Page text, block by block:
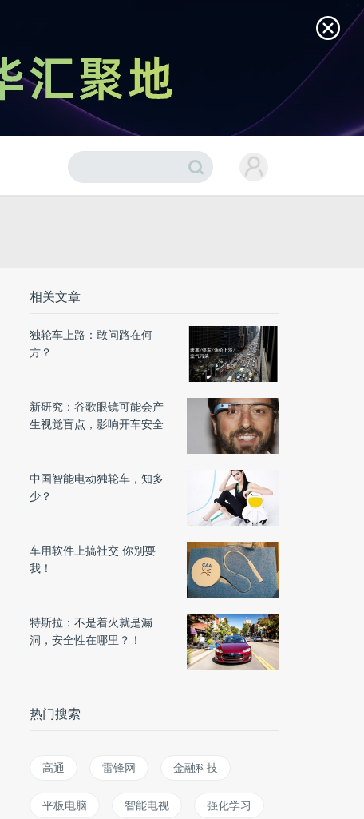
相关文章
独轮车上路：敢问路在何
方？
新研究：谷歌眼镜可能会产
生视觉盲点，影响开车安全
中国智能电动独轮车，知多
少？
车用软件上搞社交 你别耍
我！
特斯拉：不是着火就是漏
洞，安全性在哪里？！
热门搜索
高通 雷锋网 金融科技
平板电脑 智能电视 强化学习